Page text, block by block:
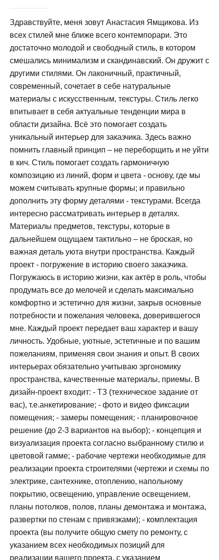
Здравствуйте, меня зовут Анастасия Ямщикова. Из
всех стилей мне ближе всего контемпорари. Это
достаточно молодой и свободный стиль, в котором
смешались минимализм и скандинавский. Он дружит с
другими стилями. Он лаконичный, практичный,
современный, сочетает в себе натуральные
материалы с искусственным, текстуры. Стиль легко
впитывает в себя актуальные тенденции мира в
области дизайна. Всё это помогает создать
уникальный интерьер для заказчика. Здесь важно
помнить главный принцип – не переборщить и не уйти
в кич. Стиль помогает создать гармоничную
композицию из линий, форм и цвета - основу, где мы
можем считывать крупные формы; и правильно
дополнить эту форму деталями - текстурами. Всегда
интересно рассматривать интерьер в деталях.
Материалы предметов, текстуры, которые в
дальнейшем ощущаем тактильно – не броская, но
важная деталь уюта внутри пространства. Каждый
проект - погружение в историю своего заказчика.
Погружаюсь в историю жизни, как актёр в роль, чтобы
продумать все до мелочей и сделать максимально
комфортно и эстетично для жизни, закрыв основные
потребности и пожелания человека, доверившегося
мне. Каждый проект передает ваш характер и вашу
личность. Удобные, уютные, эстетичные и по вашим
пожеланиям, применяя свои знания и опыт. В своих
интерьерах обязательно учитываю эргономику
пространства, качественные материалы, приемы. В
дизайн-проект входит: - ТЗ (техническое задание от
вас), т.е.анкетирование; - фото и видео фиксации
помещения; - замеры помещения; - планировочное
решение (до 2-3 вариантов на выбор); - концепция и
визуализация проекта согласно выбранному стилю и
цветовой гамме; - рабочие чертежи необходимые для
реализации проекта строителями (чертежи и схемы по
электрике, сантехнике, отоплению, напольному
покрытию, освещению, управление освещением,
планы потолков, полов, планы демонтажа и монтажа,
развертки по стенам с привязками); - комплектация
проекта (вы получите общую смету по ремонту, с
указанием всех необходимых позиций для
реализации вашего проекта, с указанием